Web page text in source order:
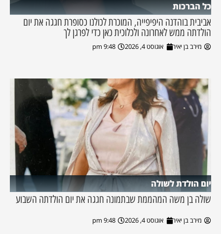
כל הברכות
אביבית בוהדנה היפיפייה, המוכרת לכולנו כסופרת חגגה את יום
הולדתה ממש לאחרונה ולכלוכית כאן כדי לפרגן לך
מירב בן יאיר אוגוסט 4, 2026 9:48 pm
יום הולדת לשולה
שולה בן משה המהממת שבתמונה חגגה את יום הולדתה השבוע
מירב בן יאיר אוגוסט 4, 2026 9:48 pm